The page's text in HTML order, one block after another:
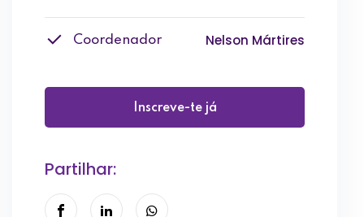
Coordenador Nelson Mártires
Inscreve-te já
Partilhar: